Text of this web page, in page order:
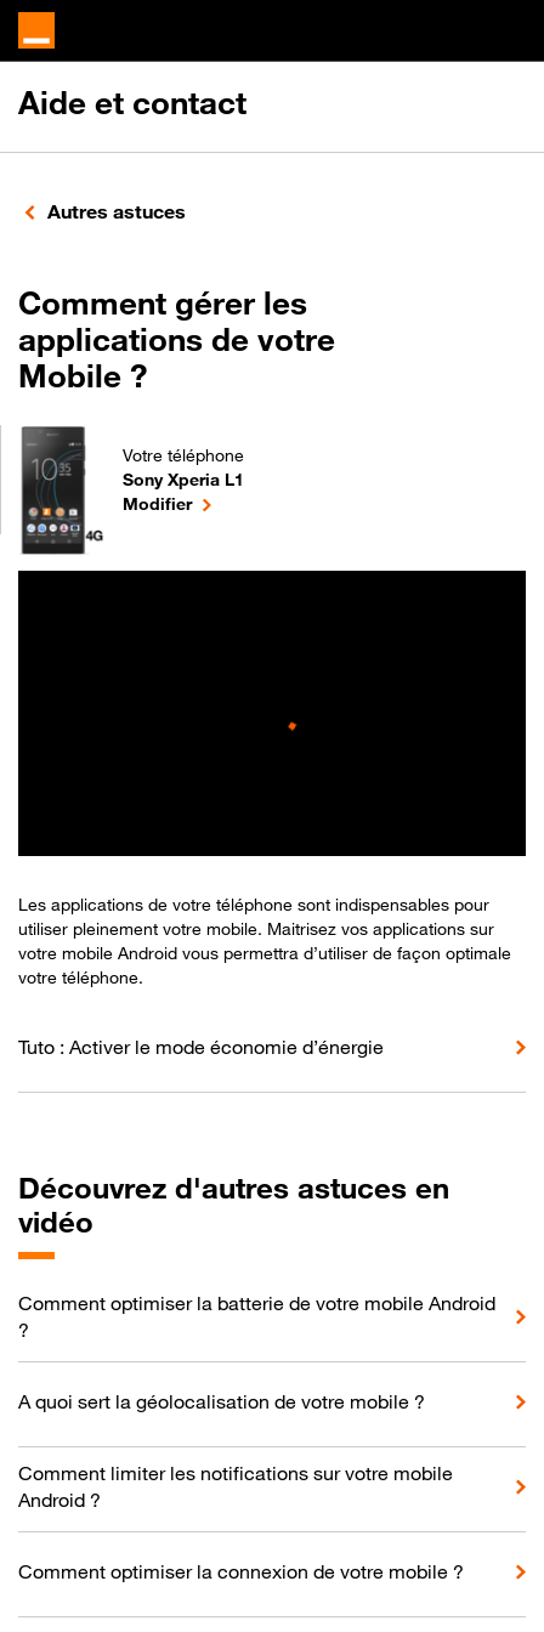
Aide et contact
Autres astuces
Comment gérer les
applications de votre
Mobile ?
Votre téléphone
Sony Xperia L1
Comment gérer les applications de votre Mobile ?
Modifierle téléphone sélectionné
Les applications de votre téléphone sont indispensables pour
utiliser pleinement votre mobile. Maitrisez vos applications sur
votre mobile Android vous permettra d’utiliser de façon optimale
votre téléphone.
Tuto : Activer le mode économie d’énergie
Découvrez d'autres astuces en
vidéo
Comment optimiser la batterie de votre mobile Android
?
A quoi sert la géolocalisation de votre mobile ?
Comment limiter les notifications sur votre mobile
Android ?
Comment optimiser la connexion de votre mobile ?